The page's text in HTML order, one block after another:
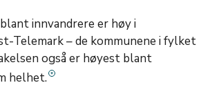
innvandrere er høy i
Telemark – de kommunene i fylket
også er høyest blant
helhet.